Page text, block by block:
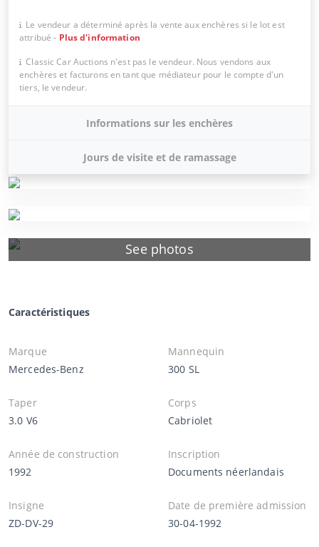
See photos
Le vendeur a déterminé après la vente aux enchères si le lot est
attribué - Plus d'information
Classic Car Auctions n'est pas le vendeur. Nous vendons aux
enchères et facturons en tant que médiateur pour le compte d'un
tiers, le vendeur.
Informations sur les enchères
Jours de visite et de ramassage
Caractéristiques
Marque
Mercedes-Benz
Mannequin
300 SL
Taper
3.0 V6
Corps
Cabriolet
Année de construction
1992
Inscription
Documents néerlandais
Insigne
ZD-DV-29
Date de première admission
30-04-1992